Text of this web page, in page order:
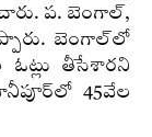
ప. బెంగాల్‌,
బెంగాల్‌లో
ఓట్లు తీసేశారని
45వేల